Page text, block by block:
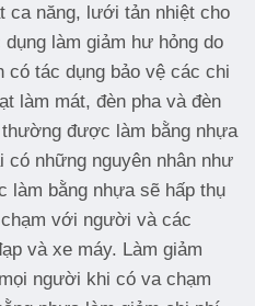
ca năng, lưới tản nhiệt cho
làm giảm hư hỏng do
tác dụng bảo vệ các chi
làm mát, đèn pha và đèn
được làm bằng nhựa
có những nguyên nhân như
làm bằng nhựa sẽ hấp thụ
với người và các
và xe máy. Làm giảm
người khi có va chạm